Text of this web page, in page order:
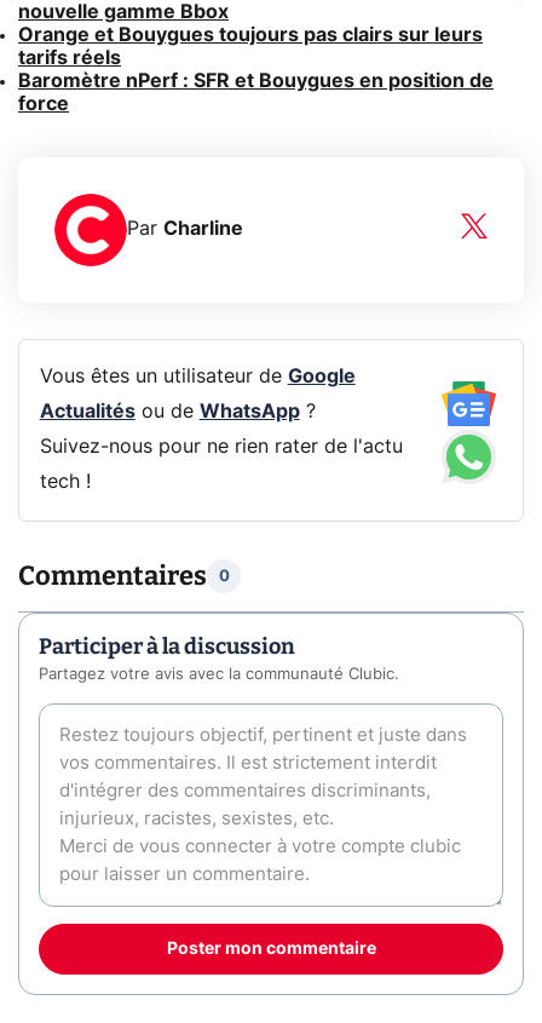
nouvelle gamme Bbox
Orange et Bouygues toujours pas clairs sur leurs
tarifs réels
Baromètre nPerf : SFR et Bouygues en position de
force
Par Charline
Vous êtes un utilisateur de Google
Actualitésou de WhatsApp?
Suivez-nous pour ne rien rater de l'actu
tech !
Commentaires 0
Participer à la discussion
Partagez votre avis avec la communauté Clubic.
Poster mon commentaire